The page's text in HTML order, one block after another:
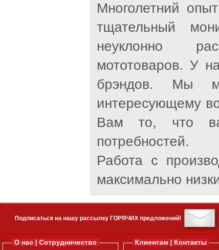
Многолетний
тщательный
неуклонно
мототоваров. У
брэндов. Мы
интересующему
Вам то, что
потребностей.
Работа с
максимально
Подписаться на нашу рассылку ГОРЯЧИХ предложений!
О нас | Сотрудничество Клиентам | Контакты